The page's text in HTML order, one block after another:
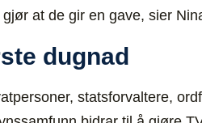
at de gir en gave, sier
dugnad
statsforvaltere,